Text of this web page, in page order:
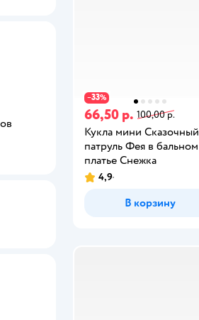
−33%
66,50 р. 100,00 р.
Кукла мини Сказочный
патруль Фея в бальном
платье Снежка
4,9
В корзину